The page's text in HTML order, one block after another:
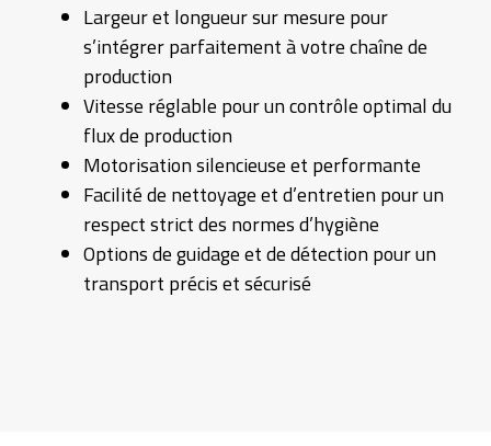
Largeur et longueur sur mesure pour
s’intégrer parfaitement à votre chaîne de
production
Vitesse réglable pour un contrôle optimal du
flux de production
Motorisation silencieuse et performante
Facilité de nettoyage et d’entretien pour un
respect strict des normes d’hygiène
Options de guidage et de détection pour un
transport précis et sécurisé